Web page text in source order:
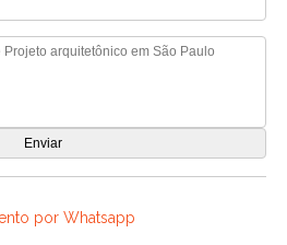
por Whatsapp